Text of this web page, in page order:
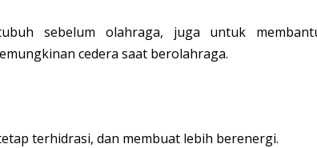
sebelum olahraga, juga untuk
cedera saat berolahraga.
terhidrasi, dan membuat lebih berenergi.